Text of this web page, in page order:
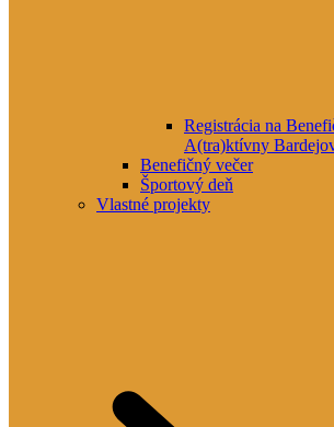
Registrácia na
A(tra)ktívny
Benefičný večer
Športový deň
Vlastné projekty